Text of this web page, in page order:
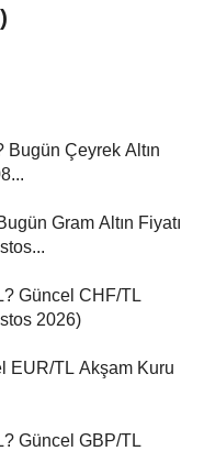
Bugün Çeyrek Altın
Gram Altın Fiyatı
Güncel CHF/TL
2026)
EUR/TL Akşam Kuru
Güncel GBP/TL